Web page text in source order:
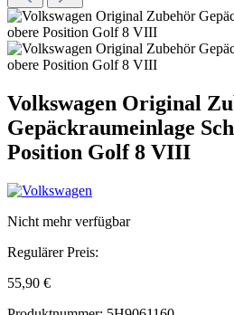
Volkswagen Original
Gepäckraumeinlage
Position Golf 8 VIII
Nicht mehr verfügbar
Regulärer Preis:
55,90 €